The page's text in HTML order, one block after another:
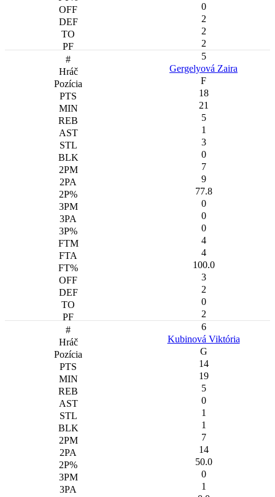
0
2
2
2
5
Gergelyová Zaira
F
18
21
5
1
3
0
7
9
77.8
0
0
0
4
4
100.0
3
2
0
2
6
Kubinová Viktória
G
14
19
5
0
1
1
7
14
50.0
0
1